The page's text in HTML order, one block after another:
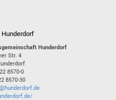
Hunderdorf
Str. 4
8570-0
8570-30